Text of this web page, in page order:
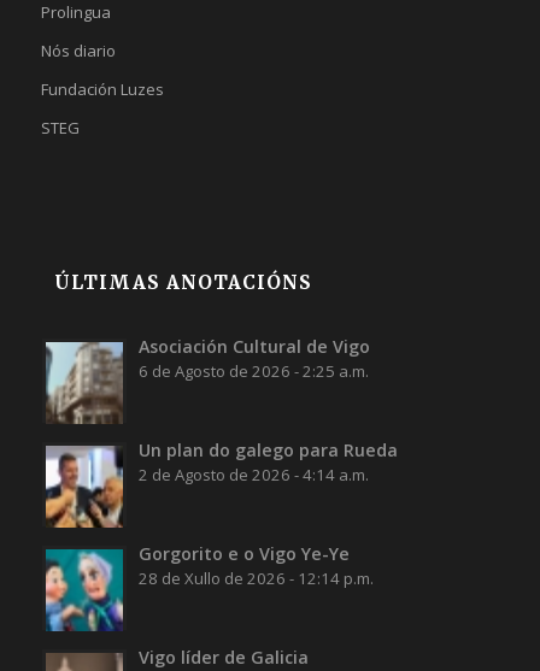
Prolingua
Nós diario
Fundación Luzes
STEG
ÚLTIMAS ANOTACIÓNS
Asociación Cultural de Vigo
6 de Agosto de 2026 - 2:25 a.m.
Un plan do galego para Rueda
2 de Agosto de 2026 - 4:14 a.m.
Gorgorito e o Vigo Ye-Ye
28 de Xullo de 2026 - 12:14 p.m.
Vigo líder de Galicia